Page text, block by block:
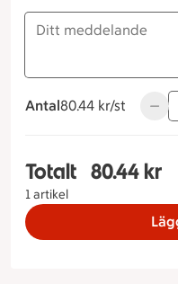
Antal
80.44 kronor styck
80.44 kr/st
Totalt
1 artikel
Totalt 1
80.44 kr